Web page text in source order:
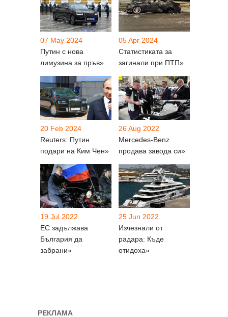
07 May 2024
Путин с нова
лимузина за пръв»
05 Apr 2024
Статистиката за
загинали при ПТП»
20 Feb 2024
Reuters: Путин
подари на Ким Чен»
26 Aug 2022
Mercedes-Benz
продава завода си»
19 Jul 2022
ЕС задължава
България да
забрани»
25 Jun 2022
Изчезнали от
радара: Къде
отидоха»
РЕКЛАМА